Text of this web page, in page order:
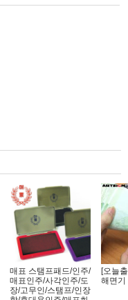
매표 스탬프패드/인주/
매표인주/사각인주/도
장/고무인/스탬프/인장
[오늘
해면